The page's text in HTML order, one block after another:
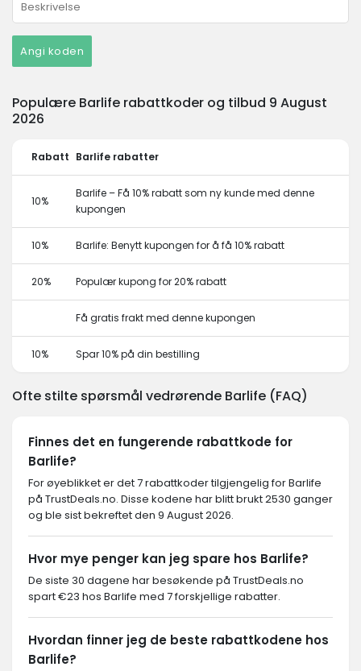
Angi koden
Populære Barlife rabattkoder og tilbud 9 August
2026
Rabatt Barlife rabatter
10%
Barlife – Få 10% rabatt som ny kunde med denne
kupongen
10% Barlife: Benytt kupongen for å få 10% rabatt
20% Populær kupong for 20% rabatt
Få gratis frakt med denne kupongen
10% Spar 10% på din bestilling
Ofte stilte spørsmål vedrørende Barlife (FAQ)
Finnes det en fungerende rabattkode for
Barlife?
For øyeblikket er det 7 rabattkoder tilgjengelig for Barlife
på TrustDeals.no. Disse kodene har blitt brukt 2530 ganger
og ble sist bekreftet den 9 August 2026.
Hvor mye penger kan jeg spare hos Barlife?
De siste 30 dagene har besøkende på TrustDeals.no
spart €23 hos Barlife med 7 forskjellige rabatter.
Hvordan finner jeg de beste rabattkodene hos
Barlife?